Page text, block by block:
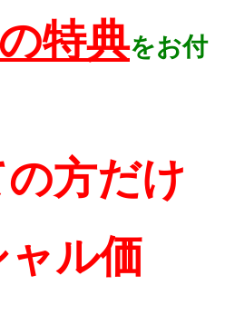
特典をお付
方だけ
ル価